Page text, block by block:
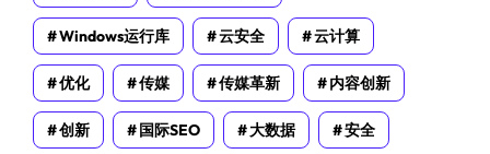
Windows运行库 云安全 云计算
优化 传媒 传媒革新 内容创新
创新 国际SEO 大数据 安全